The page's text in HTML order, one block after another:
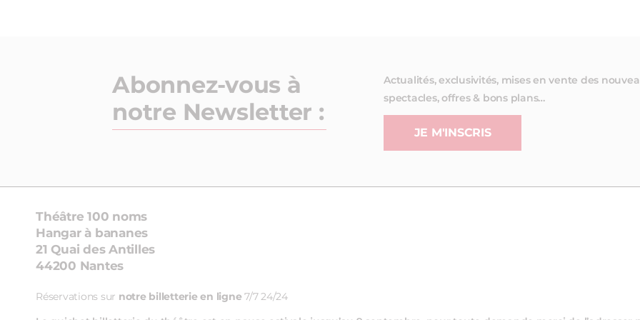
Abonnez-vous à
notre Newsletter :
Actualités, exclusivités, mises en vente des
spectacles, offres & bons plans…
JE M'INSCRIS
Théâtre 100 noms
Hangar à bananes
21 Quai des Antilles
44200 Nantes
Réservations sur notre billetterie en ligne 7/7 24/24